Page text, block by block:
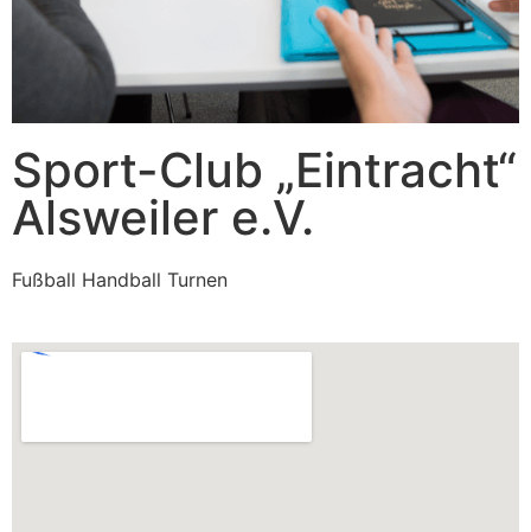
Sport-Club „Eintracht“
Alsweiler e.V.
Fußball Handball Turnen